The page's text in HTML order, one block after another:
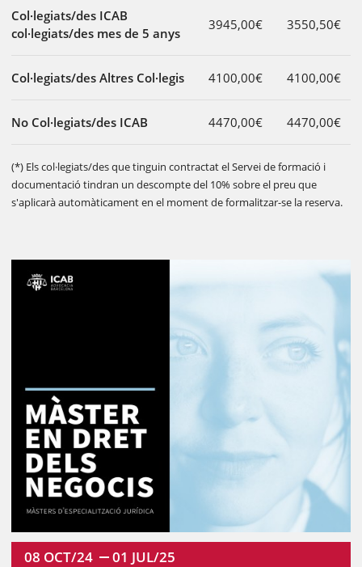
Col·legiats/des ICAB
col·legiats/des mes de 5 anys
3945,00€ 3550,50€
Col·legiats/des Altres Col·legis 4100,00€ 4100,00€
No Col·legiats/des ICAB 4470,00€ 4470,00€
(*) Els col·legiats/des que tinguin contractat el Servei de formació i
documentació tindran un descompte del 10% sobre el preu que
s'aplicarà automàticament en el moment de formalitzar-se la reserva.
08 OCT/24 01 JUL/25